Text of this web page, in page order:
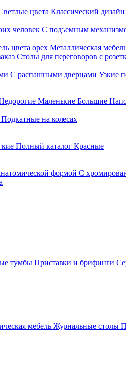
цвета Классический дизайн
человек С подъемным
цвета орех Металлическая мебель
Столы для переговоров с
С распашными дверцами Узкие
Маленькие Большие
Подкатные на колесах
Полный каталог Красные
формой С
тумбы Приставки и брифинги
мебель Журнальные столы